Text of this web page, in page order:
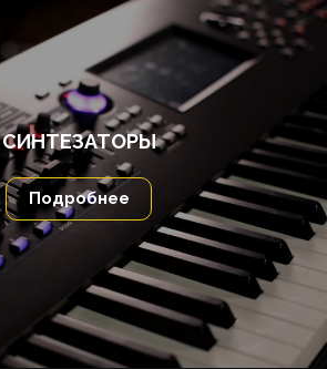
СИНТЕЗАТОРЫ
Подробнее